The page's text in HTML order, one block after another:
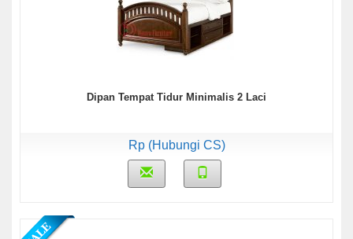
Dipan Tempat Tidur Minimalis 2 Laci
Rp (Hubungi CS)